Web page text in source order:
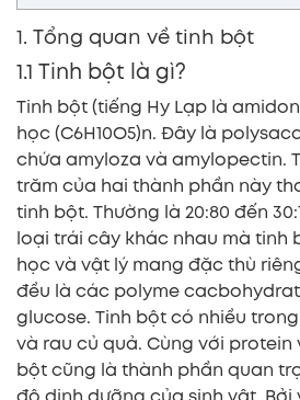
1. Tổng quan về tinh bột
1.1 Tinh bột là gì?
Tinh bột (tiếng Hy Lạp là
học (C6H10O5)n. Đây là
chứa amyloza và amylopectin.
trăm của hai thành phần này
tinh bột. Thường là 20:80 đến
loại trái cây khác nhau mà tinh
học và vật lý mang đặc thù
đều là các polyme
glucose. Tinh bột có nhiều
và rau củ quả. Cùng với protein
bột cũng là thành phần quan